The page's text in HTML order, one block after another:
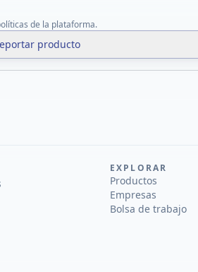
de la plataforma.
producto
EXPLORAR
Productos
Empresas
Bolsa de trabajo